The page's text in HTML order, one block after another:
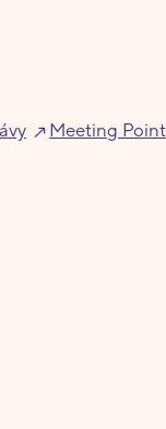
Meeting Point